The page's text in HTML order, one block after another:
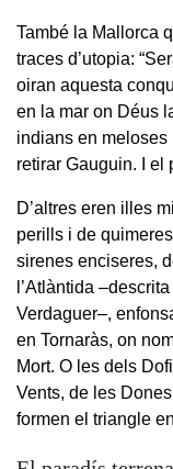
També la Mallorca
traces d’utopia:
oiran aquesta
en la mar on Déus
indians en meloses
retirar Gauguin. I
D’altres eren illes
perills i de
sirenes enciseres,
l’Atlàntida
Verdaguer–,
en Tornaràs, on
Mort. O les dels
Vents, de les
formen el triangle